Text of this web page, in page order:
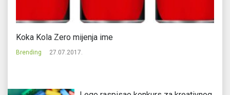
Koka Kola Zero mijenja ime
Brending 27.07.2017.